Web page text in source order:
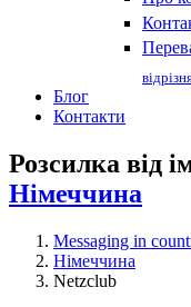
Блог
Контакти
Розсилка від
Німеччина
Messaging in
Німеччина
Netzclub